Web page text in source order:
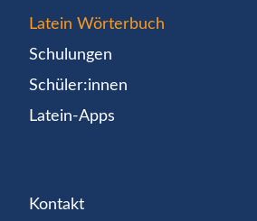
Latein Wörterbuch
Schulungen
Schüler:innen
Latein-Apps
Kontakt